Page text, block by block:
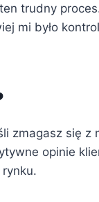
trudny
mi było
zmagasz się z
opinie